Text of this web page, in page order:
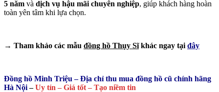
5 năm và dịch vụ hậu mãi chuyên nghiệp, giúp khách hàng hoàn
toàn yên tâm khi lựa chọn.
→ Tham khảo các mẫu đồng hồ Thụy Sĩkhác ngay tại đây
Đồng hồ Minh Triệu – Địa chỉ thu mua đồng hồ cũ chính hãng
Hà Nội–Uy tín – Giá tốt – Tạo niềm tin